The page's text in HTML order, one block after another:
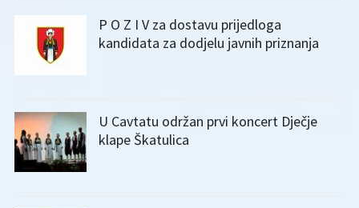
P O Z I V za dostavu prijedloga
kandidata za dodjelu javnih priznanja
U Cavtatu održan prvi koncert Dječje
klape Škatulica